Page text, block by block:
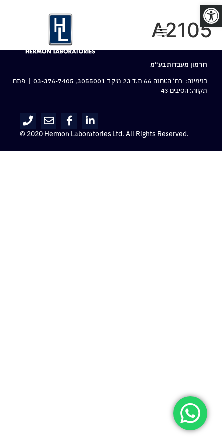
פתח סרגל נגישות
A2105
חרמון מעבדות בע“מ
בנימינה: רח‘ הטחנה 66 ת.ד 23 מיקוד 3055001,
03-376-7405 | פתח
תקווה: הסיבים 43
© 2020 Hermon Laboratories Ltd. All Rights Reserved.